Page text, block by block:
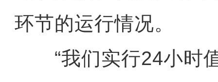
环节的运行情况。
“我们实行24小时